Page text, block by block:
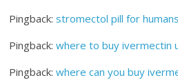
Pingback:stromectol pill for humans
Pingback:where to buy ivermectin
Pingback:where can you buy